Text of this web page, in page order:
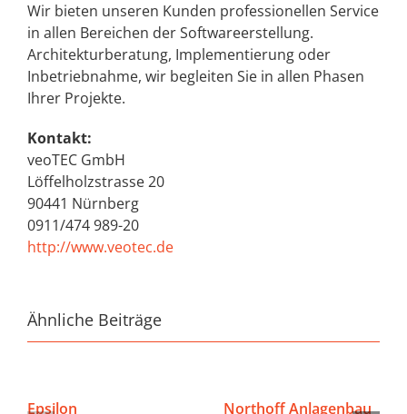
Wir bieten unseren Kunden professionellen Service
in allen Bereichen der Softwareerstellung.
Architekturberatung, Implementierung oder
Inbetriebnahme, wir begleiten Sie in allen Phasen
Ihrer Projekte.
Kontakt:
veoTEC GmbH
Löffelholzstrasse 20
90441 Nürnberg
0911/474 989-20
http://www.veotec.de
Ähnliche Beiträge
Epsilon
Northoff Anlagenbau